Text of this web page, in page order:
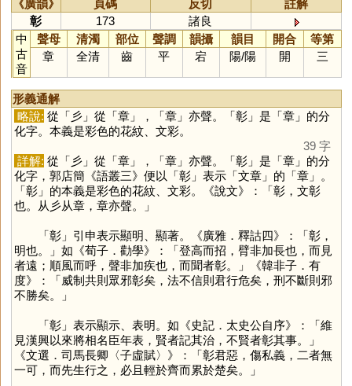
《廣韻》 頁碼 反切
註解
彰
173
諸良
中
古
音
聲母 清濁 部位 聲調 韻攝 韻目 開合
等第
章
全清 齒 平 宕 陽/陽 開 三
形義通解
略說: 從「 彡」從「章」，「章」亦聲。「彰」是「章」的分
化字。本義是彩色的花紋、文彩。
39 字
詳解: 從「 彡」從「章」，「章」亦聲。「彰」是「章」的分
化字，郭店簡《語叢三》便以「彰」表示「文章」的「章」。
「彰」的本義是彩色的花紋、文彩。《說文》：「彰，文彰
也。从彡从章，章亦聲。」
「彰」引申表示顯明、顯著。《廣雅．釋詁四》：「彰，
明也。」如《荀子．勸學》：「登高而招，臂非加長也，而見
者遠；順風而呼，聲非加疾也，而聞者彰。」《韓非子．有
度》：「威制共則眾邪彰矣，法不信則君行危矣，刑不斷則邪
不勝矣。」
「彰」表示顯示、表明。如《史記．太史公自序》：「維
見漢興以來將相名臣年表，賢者記其治，不賢者彰其事。」
《文選．司馬長卿〈子虛賦〉》：「彰君惡，傷私義，二者無
一可，而先生行之，必且輕於齊而累於楚矣。」